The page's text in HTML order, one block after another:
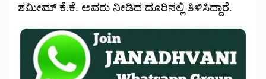
ಶಮೀಮ್ ಕೆ.ಕೆ. ಅವರು ನೀಡಿದ ದೂರಿನಲ್ಲಿ ತಿಳಿಸಿದ್ದಾರೆ.